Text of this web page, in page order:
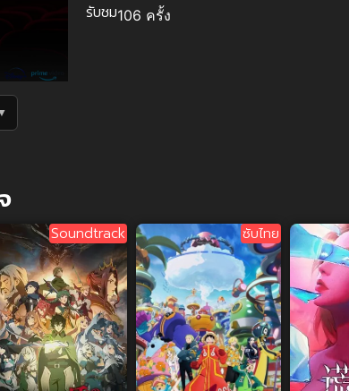
รับชม106 ครั้ง
Soundtrack ซับไทย